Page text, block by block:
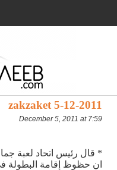
zakzaket 5-12-2011
December 5, 2011 at 7:59
* قال رئيس اتحاد لعبة